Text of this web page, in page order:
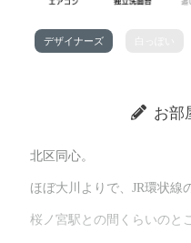
デザイナーズ
お部
北区同心。
ほぼ大川よりで、JR環状線
桜ノ宮駅との間くらいのと